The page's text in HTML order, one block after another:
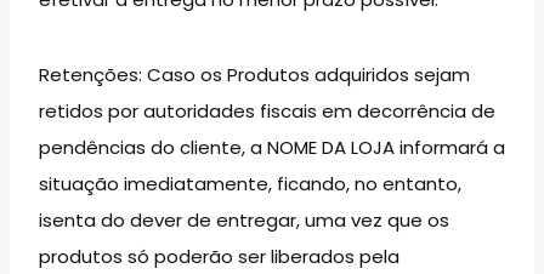
Retenções: Caso os Produtos adquiridos sejam
retidos por autoridades fiscais em decorrência de
pendências do cliente, a NOME DA LOJA informará a
situação imediatamente, ficando, no entanto,
isenta do dever de entregar, uma vez que os
produtos só poderão ser liberados pela